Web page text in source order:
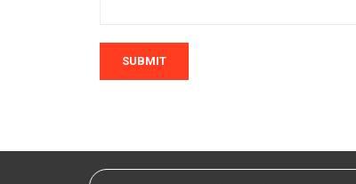
SUBMIT